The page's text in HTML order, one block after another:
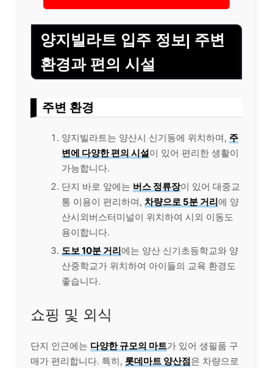
양지빌라트 입주 정보| 주변
환경과 편의 시설
주변 환경
양지빌라트는 양산시 신기동에 위치하며, 주
변에 다양한 편의 시설이 있어 편리한 생활이
가능합니다.
단지 바로 앞에는 버스 정류장이 있어 대중교
통 이용이 편리하며, 차량으로 5분 거리에 양
산시외버스터미널이 위치하여 시외 이동도
용이합니다.
도보 10분 거리에는 양산 신기초등학교와 양
산중학교가 위치하여 아이들의 교육 환경도
좋습니다.
쇼핑 및 외식
단지 인근에는 다양한 규모의 마트가 있어 생필품 구
매가 편리합니다. 특히, 롯데마트 양산점은 차량으로